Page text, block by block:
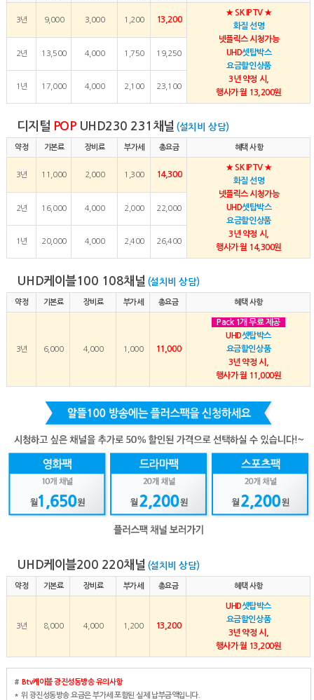
3년 9,000 3,000 1,200 13,200
★ SK IPTV ★
화질 선명
넷플릭스 시청가능
UHD셋탑박스
요금할인상품
3년 약정 시,
행사가 월 13,200원
2년 13,500 4,000 1,750 19,250
1년 17,000 4,000 2,100 23,100
디지털 POPUHD230 231채널 (설치비 상담)
약정 기본료 장비료 부가세 총요금 혜택 사항
3년 11,000 2,000 1,300 14,300
★ SK IPTV ★
화질 선명
넷플릭스 시청가능
UHD셋탑박스
요금할인상품
3년 약정 시,
행사가 월 14,300원
2년 16,000 4,000 2,000 22,000
1년 20,000 4,000 2,400 26,400
UHD케이블100 108채널 (설치비 상담)
약정 기본료 장비료 부가세 총요금 혜택 사항
3년 6,000 4,000 1,000 11,000
Pack 1개 무료 제공
UHD셋탑박스
요금할인상품
3년 약정 시,
행사가 월 11,000원
UHD케이블200 220채널 (설치비 상담)
약정 기본료 장비료 부가세 총요금 혜택 사항
3년 8,000 4,000 1,200 13,200
UHD셋탑박스
요금할인상품
3년 약정 시,
행사가 월 13,200원
# Btv케이블 광진성동방송 유의사항
* 위 광진성동방송 요금은 부가세 포함된 실제 납부금액입니다.